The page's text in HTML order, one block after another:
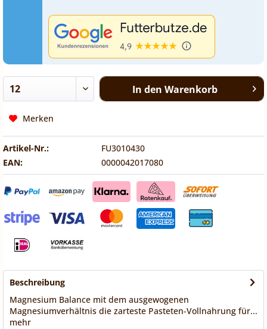
In den Warenkorb
Merken
Artikel-Nr.:
FU3010430
EAN:
0000042017080
Beschreibung
Magnesium Balance mit dem ausgewogenen
Magnesiumverhältnis die zarteste Pasteten-Vollnahrung für...
mehr